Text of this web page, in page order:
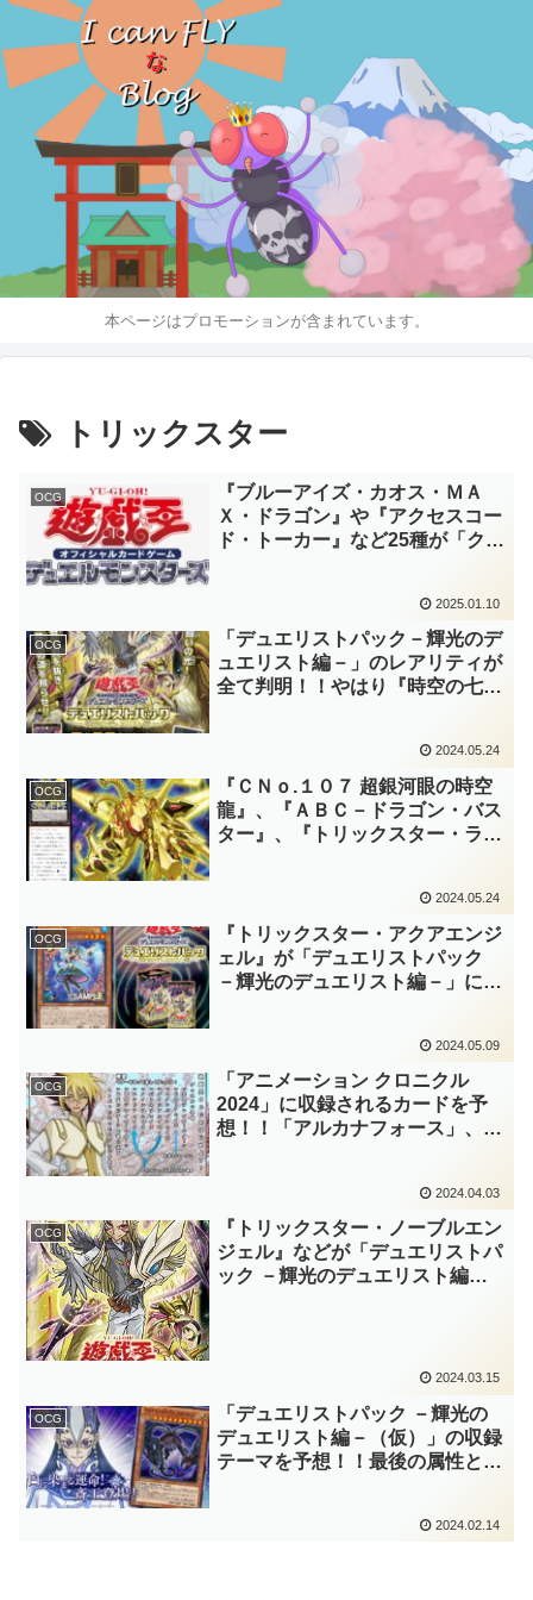
本ページはプロモーションが含まれています。
トリックスター
OCG
『ブルーアイズ・カオス・ＭＡ
Ｘ・ドラゴン』や『アクセスコー
ド・トーカー』など25種が「クォ
ラスト違い2種！！更に、「イビ
ルツイン」なども再録！！【遊戯
王OCG】
2025.01.10
OCG
「デュエリストパック－輝光のデ
ュエリスト編－」のレアリティが
全て判明！！やはり『時空の七皇
クオシク枠は『神影金龍ドラッグ
ルクシオン』でしたか。【遊戯王
OCG】
2024.05.24
OCG
『ＣＮｏ.１０７ 超銀河眼の時空
龍』、『ＡＢＣ－ドラゴン・バス
ター』、『トリックスター・ライ
存在！！「デュエリストパック－
輝光のデュエリスト編－」収
録！！【遊戯王OCG】
2024.05.24
OCG
『トリックスター・アクアエンジ
ェル』が「デュエリストパック
－輝光のデュエリスト編－」に収
ター」！？使い切りですが、自己
特殊召喚効果も強いですね～。
【遊戯王OCG】
2024.05.09
OCG
「アニメーション クロニクル
2024」に収録されるカードを予
想！！「アルカナフォース」、
ト」、「幻奏」、「サンアバロ
ン」など。欲しいカード多過ぎま
すね……。【遊戯王OCG】
2024.04.03
OCG
『トリックスター・ノーブルエン
ジェル』などが「デュエリストパ
ック －輝光のデュエリスト編
ジでミザエルの選出も確定！！
2024.03.15
OCG
「デュエリストパック －輝光の
デュエリスト編－（仮）」の収録
テーマを予想！！最後の属性とな
2024.02.14